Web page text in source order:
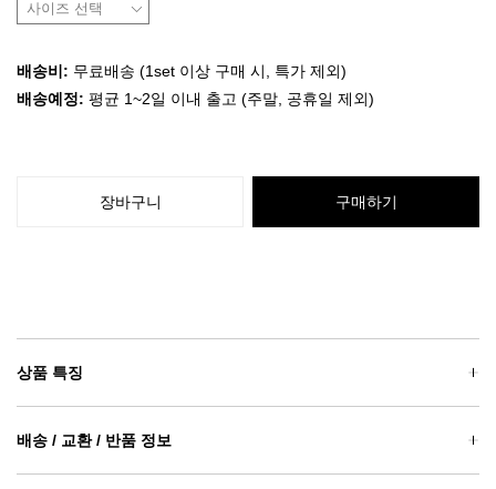
배송비: 무료배송 (1set 이상 구매 시, 특가 제외)
배송예정: 평균 1~2일 이내 출고 (주말, 공휴일 제외)
장바구니 구매하기
상품 특징
배송 / 교환 / 반품 정보